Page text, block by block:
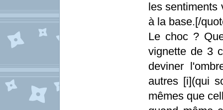
les sentiments
à la base.[/
Le choc ?
vignette de 3
deviner
autres [i](qui
mêmes que